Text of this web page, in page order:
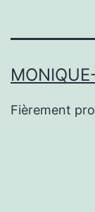
Fièrement